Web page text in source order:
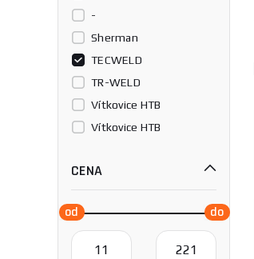
-
Sherman
TECWELD
TR-WELD
Vítkovice HTB
Vítkovice HTB
CENA